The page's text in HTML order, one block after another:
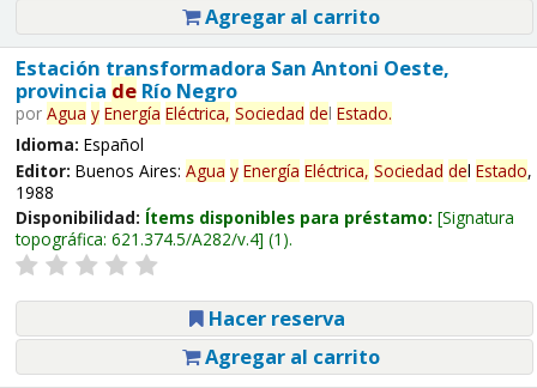
Agregar al carrito
Estación transformadora San Antoni Oeste,
provincia deRío Negro
por Agua y Energía Eléctrica, Sociedad del Estado.
Idioma: Español
Editor: Buenos Aires: Agua y Energía Eléctrica, Sociedad del Estado,
1988
Disponibilidad: Ítems disponibles para préstamo: Signatura
topográfica: 621.374.5/A282/v.4 (1).
Hacer reserva
Agregar al carrito